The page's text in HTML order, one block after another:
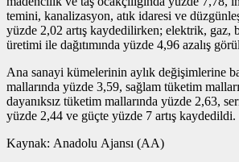
temini, kanalizasyon, atık idaresi ve
yüzde 2,02 artış kaydedilirken; elektrik, gaz,
üretimi ile dağıtımında yüzde 4,96 azalış
Ana sanayi kümelerinin aylık değişimlerine
mallarında yüzde 3,59, sağlam tüketim
dayanıksız tüketim mallarında yüzde 2,63,
yüzde 2,44 ve güçte yüzde 7 artış kaydedildi.
Kaynak: Anadolu Ajansı (AA)